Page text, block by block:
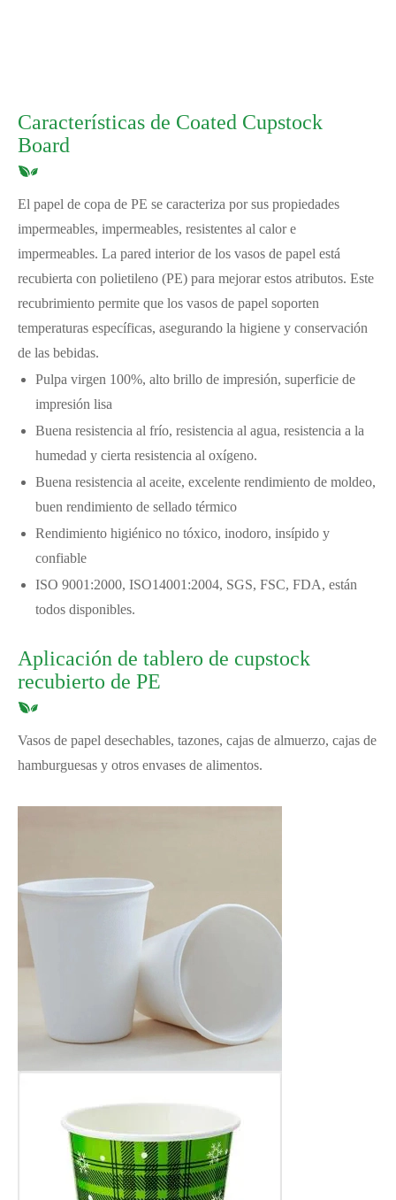
Características de Coated Cupstock
Board
El papel de copa de PE se caracteriza por sus propiedades
impermeables, impermeables, resistentes al calor e
impermeables. La pared interior de los vasos de papel está
recubierta con polietileno (PE) para mejorar estos atributos. Este
recubrimiento permite que los vasos de papel soporten
temperaturas específicas, asegurando la higiene y conservación
de las bebidas.
Pulpa virgen 100%, alto brillo de impresión, superficie de
impresión lisa
‌Buena resistencia al frío, resistencia al agua, resistencia a la
humedad y cierta resistencia al oxígeno.
Buena resistencia al aceite, excelente rendimiento de moldeo,
buen rendimiento de sellado térmico
Rendimiento higiénico no tóxico, inodoro, insípido y
confiable
ISO 9001:2000, ISO14001:2004, SGS, FSC, FDA, están
todos disponibles.
Aplicación de tablero de cupstock
recubierto de PE
Vasos de papel desechables, tazones, cajas de almuerzo, cajas de
hamburguesas y otros envases de alimentos.